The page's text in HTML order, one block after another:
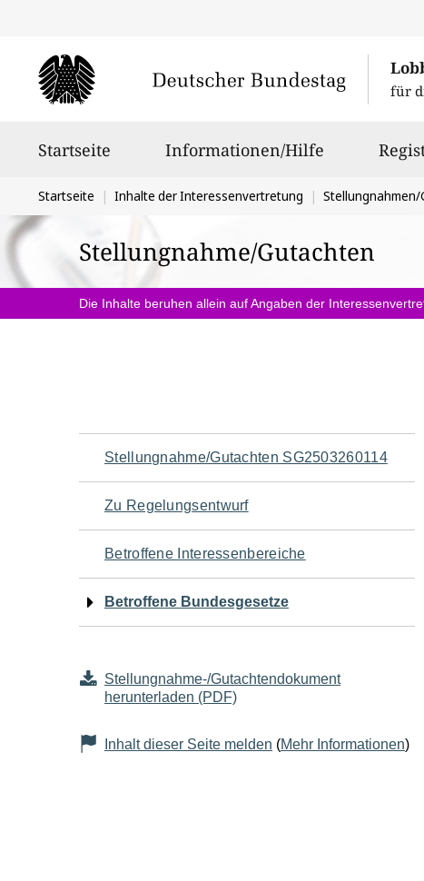
für
Startseite Informationen/Hilfe
Sie
befinden
sich
hier:
Startseite Inhalte der Interessenvertretung Stellungnahmen/
Stellungnahme/Gutachten
Die Inhalte beruhen allein auf Angaben der
Navigation
für
den
Seiteninhalt
Stellungnahme/Gutachten SG2503260114
Zu Regelungsentwurf
Betroffene Interessenbereiche
Betroffene Bundesgesetze
Stellungnahme-/Gutachtendokument
herunterladen (PDF)
Inhalt dieser Seite melden (Mehr Informationen)